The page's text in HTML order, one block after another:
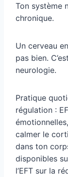
Ton système
chronique.
Un cerveau
pas bien.
neurologie.
Pratique
régulation :
calmer le
dans ton
disponibles
l’EFT sur la